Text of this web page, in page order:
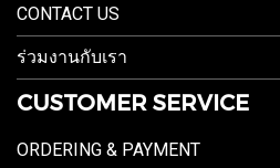
CONTACT US
ร่วมงานกับเรา
CUSTOMER SERVICE
ORDERING & PAYMENT